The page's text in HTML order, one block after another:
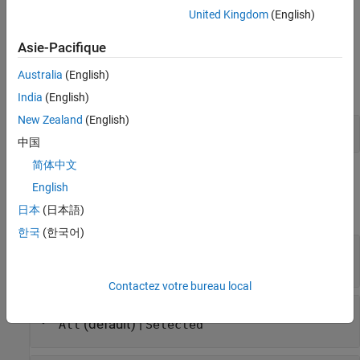
Examples
Create Video
Parameters
expand all
All(default) |Selected
United Kingdom(English)
Asie-Pacifique
Australia (English)
India (English)
New Zealand (English)
中国
简体中文
English
日本 (日本語)
한국 (한국어)
Contactez votre bureau local